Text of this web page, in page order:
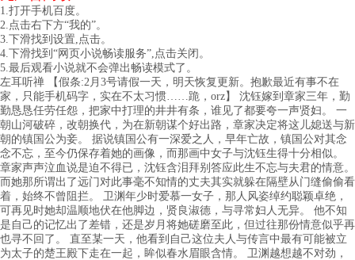
1.打开手机百度。
2.点击右下方“我的”。
3.下滑找到设置,点击。
4.下滑找到“网页小说畅读服务”,点击关闭。
5.最后观看小说就不会弹出畅读模式了。
左耳听禅 【假条:2月3号请假一天，明天恢复更新。抱歉最近有事不在
家，只能手机码字，实在不太习惯……跪，orz】 沈钰嫁到章家三年，勤
勤恳恳任劳任怨，把家中打理的井井有条，谁见了都要夸一声贤妇。 一
朝山河破碎，改朝换代，为在新朝谋个好出路，章家决定将这儿媳送与新
朝的镇国公为妾。 据说镇国公有一深爱之人，早年亡故，镇国公对其念
念不忘，至今仍保存着她的画像，而那画中女子与沈钰生得十分相似。
章家声声泣血说是迫不得已，沈钰含泪拜别答应此生不忘与夫君的情意。
而她那所谓出了远门对此事毫不知情的丈夫其实就躲在隔壁从门缝偷偷看
着，始终不曾阻拦。 卫渊年少时爱慕一女子，那人风姿绰约聪颖卓绝，
可再见时她却温顺地伏在他脚边，贤良淑德，与寻常妇人无异。 他不知
是自己的记忆出了差错，还是岁月将她磋磨至此，但过往那份情意似乎再
也寻不回了。 直至某一天，他看到自己这位夫人与传言中最有可能被立
为太子的楚王殿下走在一起，眸似春水眉眼含情。 卫渊越想越不对劲，